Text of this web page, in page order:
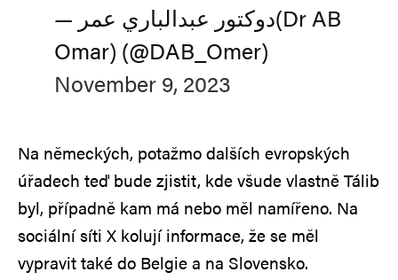
— دوکتور عبدالباري عمر(Dr AB
Omar) (@DAB_Omer)
November 9, 2023
Na německých, potažmo dalších evropských
úřadech teď bude zjistit, kde všude vlastně Tálib
byl, případně kam má nebo měl namířeno. Na
sociální síti X kolují informace, že se měl
vypravit také do Belgie a na Slovensko.